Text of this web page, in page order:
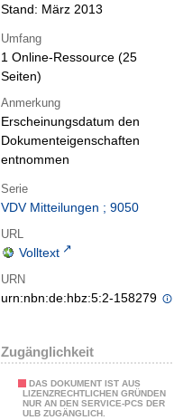
Stand: März 2013
Umfang
1 Online-Ressource (25
Seiten)
Anmerkung
Erscheinungsdatum den
Dokumenteigenschaften
entnommen
Serie
VDV Mitteilungen ; 9050
URL
Volltext
URN
urn:nbn:de:hbz:5:2-158279
Zugänglichkeit
DAS DOKUMENT IST AUS
LIZENZRECHTLICHEN GRÜNDEN
NUR AN DEN SERVICE-PCS DER
ULB ZUGÄNGLICH.